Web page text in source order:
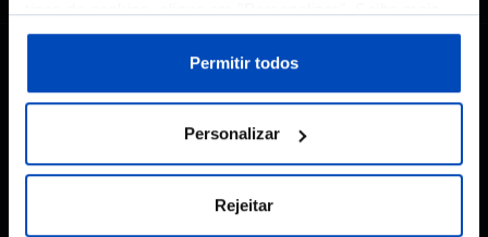
sobre cookies através da gestão de preferências ou da
Política de Cookies.
Permitir todos
Personalizar
Rejeitar